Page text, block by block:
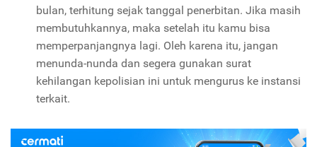
bulan, terhitung sejak tanggal penerbitan. Jika masih
membutuhkannya, maka setelah itu kamu bisa
memperpanjangnya lagi. Oleh karena itu, jangan
menunda-nunda dan segera gunakan surat
kehilangan kepolisian ini untuk mengurus ke instansi
terkait.